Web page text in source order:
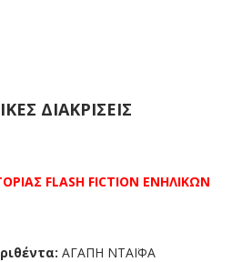
ΔΙΑΚΡΙΣΕΙΣ
FLASH FICTION ΕΝΗΛΙΚΩΝ
ΑΓΑΠΗ ΝΤΑΪΦΑ